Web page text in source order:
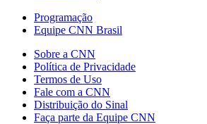
Programação
Equipe CNN Brasil
Sobre a CNN
Política de Privacidade
Termos de Uso
Fale com a CNN
Distribuição do Sinal
Faça parte da Equipe CNN